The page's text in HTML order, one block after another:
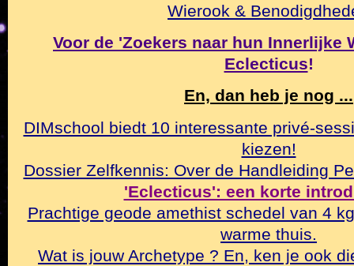
Wierook &
Voor de 'Zoekers naar hun Innerlijke
Eclecticus!
En, dan heb je nog ...
DIMschool biedt 10 interessante privé-
kiezen!
Dossier Zelfkennis: Over de Handleiding
'Eclecticus': een korte
Prachtige geode amethist schedel van 4
warme thuis.
Wat is jouw Archetype ? En, ken je ook